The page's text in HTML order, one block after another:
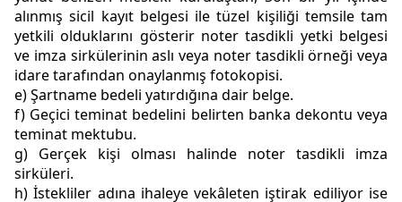
alınmış sicil kayıt belgesi ile tüzel kişiliği temsile tam
yetkili olduklarını gösterir noter tasdikli yetki belgesi
ve imza sirkülerinin aslı veya noter tasdikli örneği veya
idare tarafından onaylanmış fotokopisi.
e) Şartname bedeli yatırdığına dair belge.
f) Geçici teminat bedelini belirten banka dekontu veya
teminat mektubu.
g) Gerçek kişi olması halinde noter tasdikli imza
sirküleri.
h) İstekliler adına ihaleye vekâleten iştirak ediliyor ise